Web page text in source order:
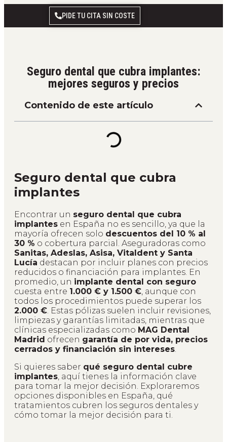
PIDE TU CITA SIN COSTE
Seguro dental que cubra implantes:
mejores seguros y precios
Contenido de este artículo
Seguro dental que cubra
implantes
Encontrar un seguro dental que cubra
implantes en España no es sencillo, ya que la
mayoría ofrecen solo descuentos del 10 % al
30 % o cobertura parcial. Aseguradoras como
Sanitas, Adeslas, Asisa, Vitaldent y Santa
Lucía destacan por incluir planes con precios
reducidos o financiación para implantes. En
promedio, un implante dental con seguro
cuesta entre 1.000 € y 1.500 €, aunque con
todos los procedimientos puede superar los
2.000 €. Estas pólizas suelen incluir revisiones,
limpiezas y garantías limitadas, mientras que
clínicas especializadas como MAG Dental
Madrid ofrecen garantía de por vida, precios
cerrados y financiación sin intereses.
Si quieres saber qué seguro dental cubre
implantes, aquí tienes la información clave
para tomar la mejor decisión. Exploraremos
opciones disponibles en España, qué
tratamientos cubren los seguros dentales y
cómo tomar la mejor decisión para ti.